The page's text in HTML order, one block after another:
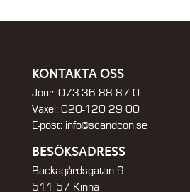
KONTAKTA OSS
Jour: 073-36 88 87 0
Växel: 020-120 29 00
E-post: info@scandcon.se
BESÖKSADRESS
Backagårdsgatan 9
511 57 Kinna